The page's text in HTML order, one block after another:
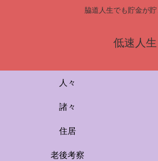
脇道人生でも貯金が貯
低速人生
人々
諸々
住居
老後考察